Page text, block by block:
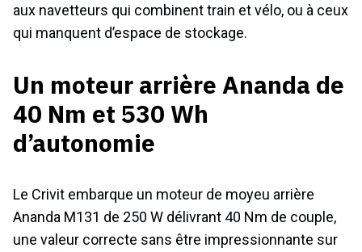
aux navetteurs qui combinent train et vélo, ou à ceux
qui manquent d’espace de stockage.
Un moteur arrière Ananda de
40 Nm et 530 Wh
d’autonomie
Le Crivit embarque un moteur de moyeu arrière
Ananda M131 de 250 W délivrant 40 Nm de couple,
une valeur correcte sans être impressionnante sur